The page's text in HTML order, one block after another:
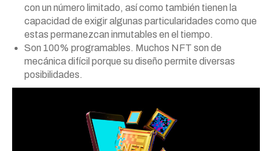
con un número limitado, así como también tienen la
capacidad de exigir algunas particularidades como que
estas permanezcan inmutables en el tiempo.
Son 100% programables. Muchos NFT son de
mecánica difícil porque su diseño permite diversas
posibilidades.